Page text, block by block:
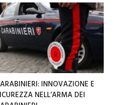
INNOVAZIONE E
NELL’ARMA DEI